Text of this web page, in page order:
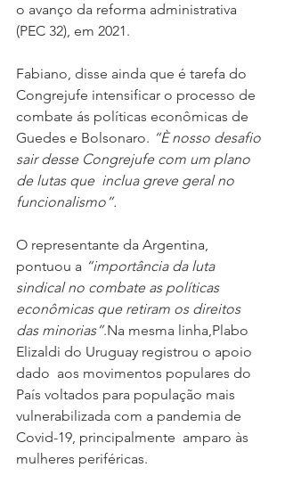
o avanço da reforma administrativa
(PEC 32), em 2021.
Fabiano, disse ainda que é tarefa do
Congrejufe intensificar o processo de
combate ás políticas econômicas de
Guedes e Bolsonaro. “È nosso desafio
sair desse Congrejufe com um plano
de lutas que  inclua greve geral no
funcionalismo”.
O representante da Argentina,
pontuou a “importância da luta
sindical no combate as políticas
econômicas que retiram os direitos
das minorias”.Na mesma linha,Plabo
Elizaldi do Uruguay registrou o apoio
dado  aos movimentos populares do
País voltados para população mais
vulnerabilizada com a pandemia de
Covid-19, principalmente  amparo às
mulheres periféricas.